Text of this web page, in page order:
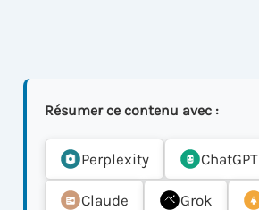
Résumer ce contenu avec :
Perplexity ChatGPT
Claude Grok